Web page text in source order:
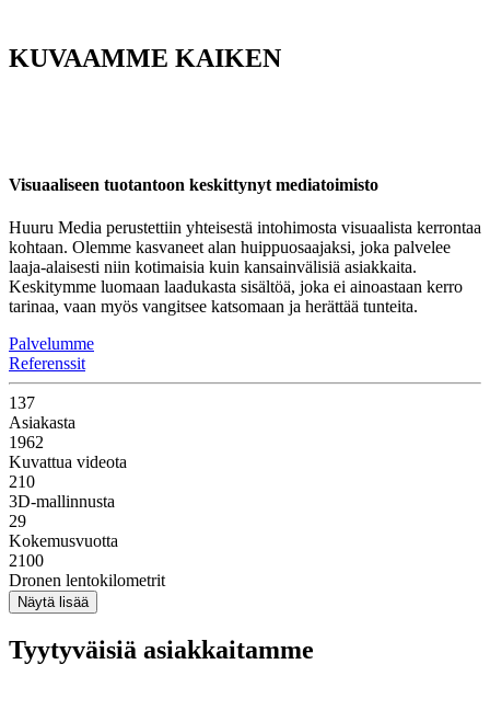
KUVAAMME KAIKEN
Visu­aali­seen tuotan­toon keskit­tynyt media­toimisto
Huuru Media perustettiin yhteisestä intohimosta visuaalista kerrontaa
kohtaan. Olemme kasvaneet alan huippuosaajaksi, joka palvelee
laaja-alaisesti niin kotimaisia kuin kansainvälisiä asiakkaita.
Keskitymme luomaan laadukasta sisältöä, joka ei ainoastaan kerro
tarinaa, vaan myös vangitsee katsomaan ja herättää tunteita.
Palvelumme
Referenssit
137
Asiakasta
1962
Kuvattua videota
210
3D-mallinnusta
29
Kokemusvuotta
2100
Dronen lentokilometrit
Tyytyväisiä asiakkaitamme